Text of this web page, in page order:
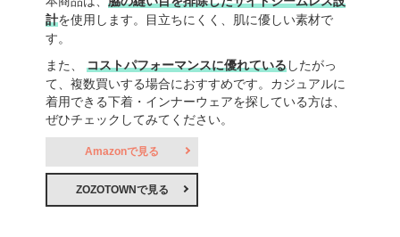
計を使用します。目立ちにくく、肌に優しい素材で
す。
また、 コストパフォーマンスに優れているしたがっ
て、複数買いする場合におすすめです。カジュアルに
着用できる下着・インナーウェアを探している方は、
ぜひチェックしてみてください。
Amazonで見る
ZOZOTOWNで見る